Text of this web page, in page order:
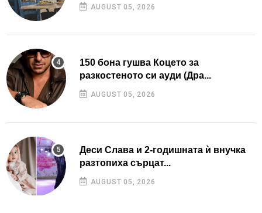
AUGUST 05, 2026
150 бона гушва Коцето за
разкостеното си ауди (Дра...
AUGUST 05, 2026
Деси Слава и 2-годишната ѝ внучка
разтопиха сърцат...
AUGUST 05, 2026